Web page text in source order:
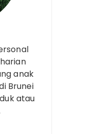
anak
Brunei
atau